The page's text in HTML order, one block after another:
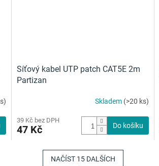
Síťový kabel UTP patch CAT5E 2m
Partizan
Skladem (>20 ks)
39 Kč bez DPH
47 Kč Do košíku
NAČÍST 15 DALŠÍCH